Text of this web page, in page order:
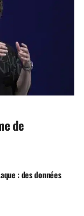
de
: des données